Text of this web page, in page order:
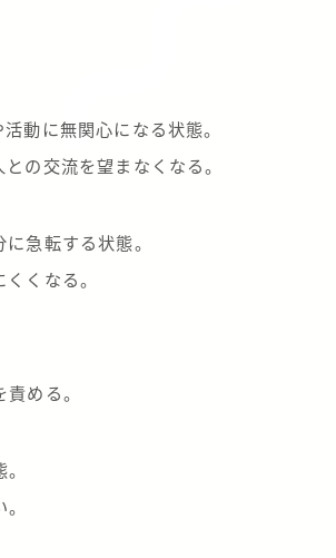
動に無関心になる状態。
の交流を望まなくなる。
急転する状態。
くなる。
める。